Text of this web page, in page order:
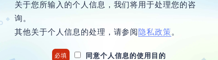
关于您所输入的个人信息， 我们将用于处理您的咨
询。
其他关于个人信息的处理，请参阅 隐私政策。
必填 同意个人信息的使用目的